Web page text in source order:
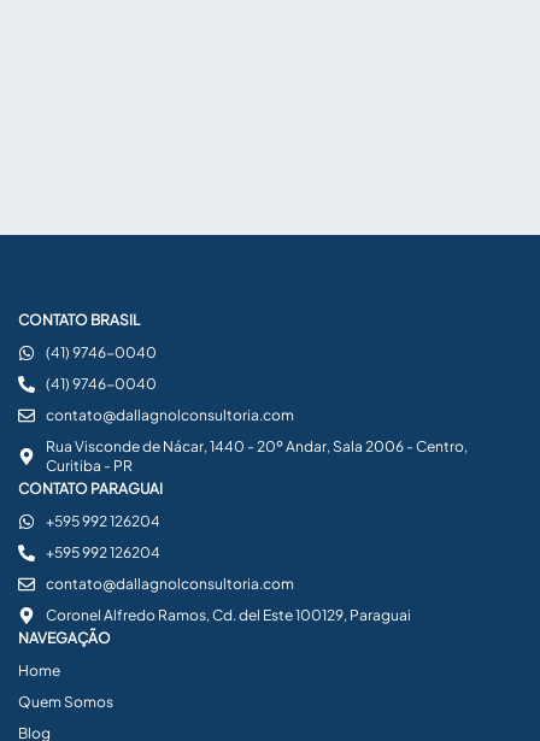
CONTATO BRASIL
(41) 9746-0040
(41) 9746-0040
contato@dallagnolconsultoria.com
Rua Visconde de Nácar, 1440 - 20º Andar, Sala 2006 - Centro,
Curitiba - PR
CONTATO PARAGUAI
+595 992 126204
+595 992 126204
contato@dallagnolconsultoria.com
Coronel Alfredo Ramos, Cd. del Este 100129, Paraguai
NAVEGAÇÃO
Home
Quem Somos
Blog